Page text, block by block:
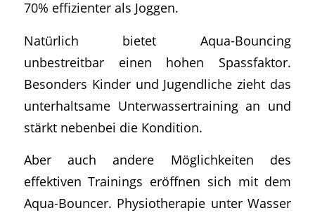
70% effizienter als Joggen.
Natürlich bietet Aqua-Bouncing
unbestreitbar einen hohen Spassfaktor.
Besonders Kinder und Jugendliche zieht das
unterhaltsame Unterwassertraining an und
stärkt nebenbei die Kondition.
Aber auch andere Möglichkeiten des
effektiven Trainings eröffnen sich mit dem
Aqua-Bouncer. Physiotherapie unter Wasser